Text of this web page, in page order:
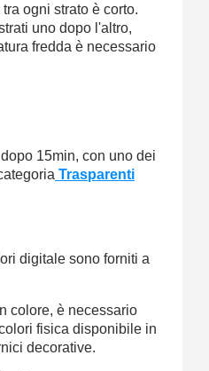
ogni strato è corto.
uno dopo l'altro,
fredda è necessario
15min, con uno dei
Trasparenti
digitale sono forniti a
colore, è necessario
fisica disponibile in
decorative.